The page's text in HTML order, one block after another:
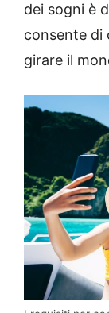
dei sogni è
consente di
girare il